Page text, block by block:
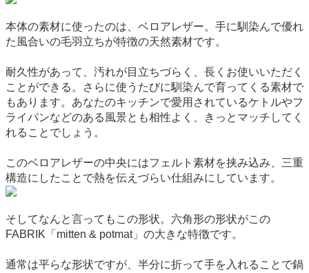
本体の素材に使ったのは、ベロアレザー。手に馴染んで優れ
た風合いの毛羽立ちが特徴の天然素材です。
耐久性があって、汚れが目立ちづらく、長くお使いいただく
ことができる。さらに使うたびに馴染んで育ってくる素材で
もあります。あなたのキッチンで愛用されているケトルやフ
ライパンなどのある風景とも相性よく、きっとマッチしてく
れることでしょう。
このベロアレザーの中央にはフェルト素材を挟み込み、三重
構造にしたことで熱を伝えづらい仕組みにしています。
そしてなんと言ってもこの形状。六角形の形状がこの
FABRIK「mitten & potmat」の大きな特徴です。
通常は平らな形状ですが、半分に折って手を入れることで鍋